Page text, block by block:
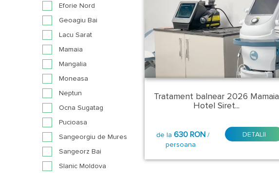
Eforie Nord
Geoagiu Bai
Lacu Sarat
Mamaia
Mangalia
Moneasa
Neptun
Ocna Sugatag
Pucioasa
Sangeorgiu de Mures
Sangeorz Bai
Slanic Moldova
Tratament balnear 2026 Mamaia
Hotel Siret...
de la630 RON /
persoana
DETALII